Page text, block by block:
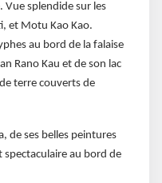
Vue splendide sur les
et Motu Kao Kao.
au bord de la falaise
Rano Kau et de son lac
terre couverts de
de ses belles peintures
spectaculaire au bord de